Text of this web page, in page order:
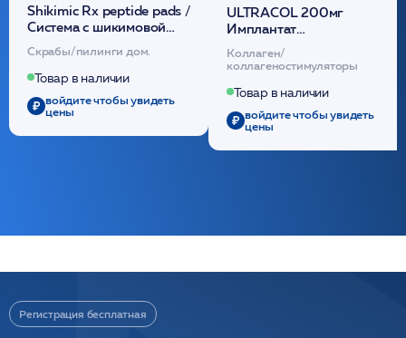
Shikimic Rx peptide pads /
Cистема с шикимовой
кислотой обновляющая
(30шт) /HP
Скрабы/пилинги дом.
Товар в наличии
войдите чтобы увидеть
цены
ULTRACOL 200мг
Имплантат
внутридермальный,
стерильный на основе
полидиоксанона
/ULTRACOL
Коллаген/
коллагеностимуляторы
Товар в наличии
войдите чтобы увидеть
цены
Регистрация бесплатная